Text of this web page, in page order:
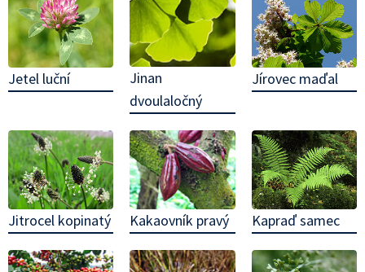
Jetel luční
Jinan
dvoulaločný
Jírovec maďal
Jitrocel kopinatý Kakaovník pravý Kapraď samec